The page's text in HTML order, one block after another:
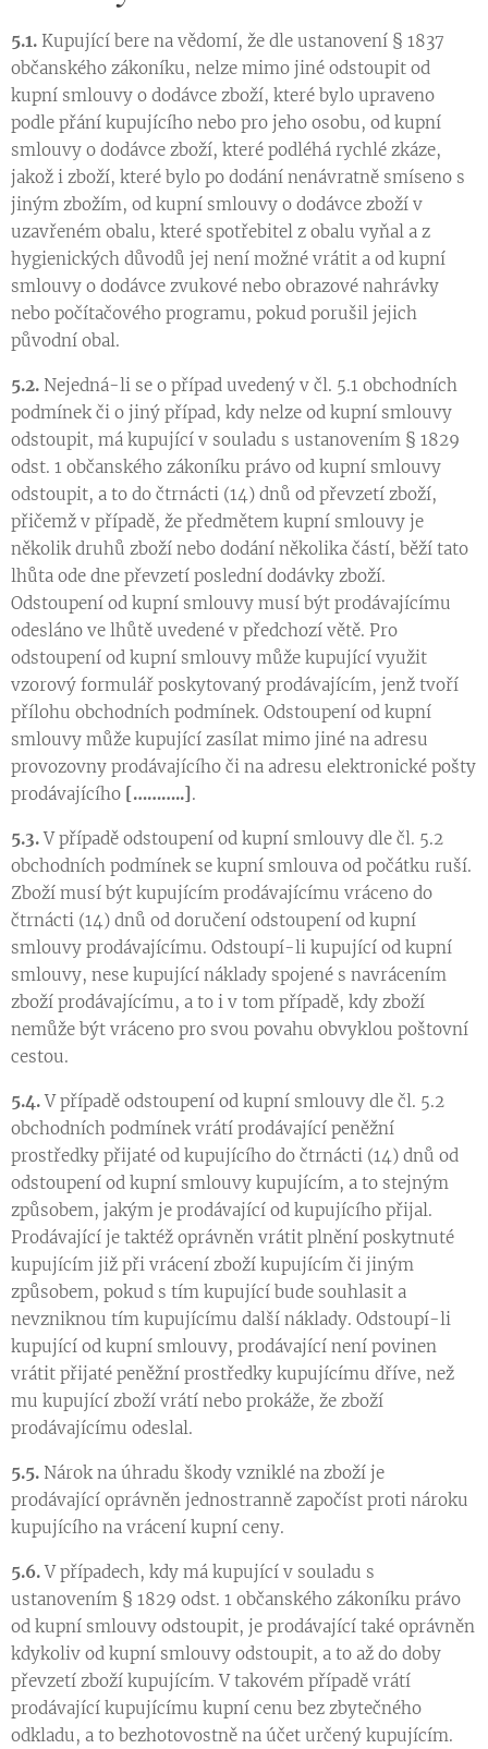
5.1. Kupující bere na vědomí, že dle ustanovení § 1837
občanského zákoníku, nelze mimo jiné odstoupit od
kupní smlouvy o dodávce zboží, které bylo upraveno
podle přání kupujícího nebo pro jeho osobu, od kupní
smlouvy o dodávce zboží, které podléhá rychlé zkáze,
jakož i zboží, které bylo po dodání nenávratně smíseno s
jiným zbožím, od kupní smlouvy o dodávce zboží v
uzavřeném obalu, které spotřebitel z obalu vyňal a z
hygienických důvodů jej není možné vrátit a od kupní
smlouvy o dodávce zvukové nebo obrazové nahrávky
nebo počítačového programu, pokud porušil jejich
původní obal.
5.2. Nejedná-li se o případ uvedený v čl. 5.1 obchodních
podmínek či o jiný případ, kdy nelze od kupní smlouvy
odstoupit, má kupující v souladu s ustanovením § 1829
odst. 1 občanského zákoníku právo od kupní smlouvy
odstoupit, a to do čtrnácti (14) dnů od převzetí zboží,
přičemž v případě, že předmětem kupní smlouvy je
několik druhů zboží nebo dodání několika částí, běží tato
lhůta ode dne převzetí poslední dodávky zboží.
Odstoupení od kupní smlouvy musí být prodávajícímu
odesláno ve lhůtě uvedené v předchozí větě. Pro
odstoupení od kupní smlouvy může kupující využit
vzorový formulář poskytovaný prodávajícím, jenž tvoří
přílohu obchodních podmínek. Odstoupení od kupní
smlouvy může kupující zasílat mimo jiné na adresu
provozovny prodávajícího či na adresu elektronické pošty
prodávajícího [………..].
5.3.V případě odstoupení od kupní smlouvy dle čl. 5.2
obchodních podmínek se kupní smlouva od počátku ruší.
Zboží musí být kupujícím prodávajícímu vráceno do
čtrnácti (14) dnů od doručení odstoupení od kupní
smlouvy prodávajícímu. Odstoupí-li kupující od kupní
smlouvy, nese kupující náklady spojené s navrácením
zboží prodávajícímu, a to i v tom případě, kdy zboží
nemůže být vráceno pro svou povahu obvyklou poštovní
cestou.
5.4.V případě odstoupení od kupní smlouvy dle čl. 5.2
obchodních podmínek vrátí prodávající peněžní
prostředky přijaté od kupujícího do čtrnácti (14) dnů od
odstoupení od kupní smlouvy kupujícím, a to stejným
způsobem, jakým je prodávající od kupujícího přijal.
Prodávající je taktéž oprávněn vrátit plnění poskytnuté
kupujícím již při vrácení zboží kupujícím či jiným
způsobem, pokud s tím kupující bude souhlasit a
nevzniknou tím kupujícímu další náklady. Odstoupí-li
kupující od kupní smlouvy, prodávající není povinen
vrátit přijaté peněžní prostředky kupujícímu dříve, než
mu kupující zboží vrátí nebo prokáže, že zboží
prodávajícímu odeslal.
5.5. Nárok na úhradu škody vzniklé na zboží je
prodávající oprávněn jednostranně započíst proti nároku
kupujícího na vrácení kupní ceny.
5.6.V případech, kdy má kupující v souladu s
ustanovením § 1829 odst. 1 občanského zákoníku právo
od kupní smlouvy odstoupit, je prodávající také oprávněn
kdykoliv od kupní smlouvy odstoupit, a to až do doby
převzetí zboží kupujícím. V takovém případě vrátí
prodávající kupujícímu kupní cenu bez zbytečného
odkladu, a to bezhotovostně na účet určený kupujícím.